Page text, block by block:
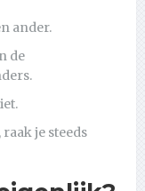
ander.
de
je steeds